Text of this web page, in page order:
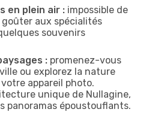
en plein air : impossible de
aux spécialités
souvenirs
: promenez-vous
ou explorez la nature
appareil photo.
unique de Nullagine,
panoramas époustouflants.